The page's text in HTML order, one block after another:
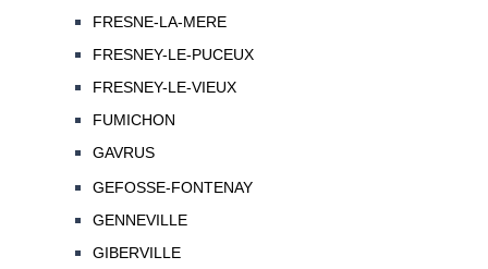
FRESNE-LA-MERE
FRESNEY-LE-PUCEUX
FRESNEY-LE-VIEUX
FUMICHON
GAVRUS
GEFOSSE-FONTENAY
GENNEVILLE
GIBERVILLE